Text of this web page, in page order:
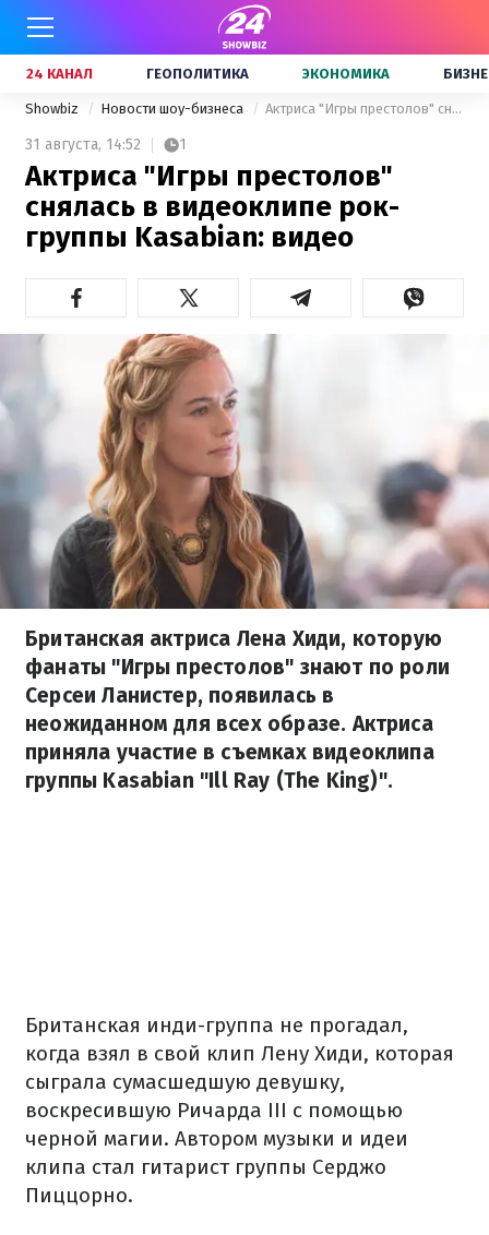
24 КАНАЛ ГЕОПОЛИТИКА ЭКОНОМИКА
Showbiz Новости шоу-бизнеса Актриса "Игры престолов" снялась в видеоклипе рок-группы Kasabian: видео
31 августа, 14:52 1
Актриса "Игры престолов"
снялась в видеоклипе рок-
группы Kasabian: видео
Британская актриса Лена Хиди, которую
фанаты "Игры престолов" знают по роли
Серсеи Ланистер, появилась в
неожиданном для всех образе. Актриса
приняла участие в съемках видеоклипа
группы Kasabian "Ill Ray (The King)".
Британская инди-группа не прогадал,
когда взял в свой клип Лену Хиди, которая
сыграла сумасшедшую девушку,
воскресившую Ричарда III с помощью
черной магии. Автором музыки и идеи
клипа стал гитарист группы Серджо
Пиццорно.